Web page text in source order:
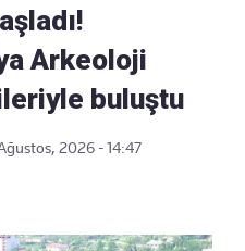
Arkeoloji
buluştu
2026 - 14:47